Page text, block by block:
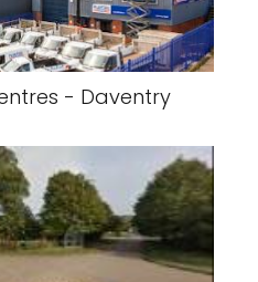
- Daventry